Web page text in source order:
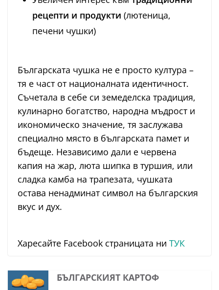
рецепти и продукти (лютеница,
печени чушки)
Българската чушка не е просто култура –
тя е част от националната идентичност.
Съчетала в себе си земеделска традиция,
кулинарно богатство, народна мъдрост и
икономическо значение, тя заслужава
специално място в българската памет и
бъдеще. Независимо дали е червена
капия на жар, люта шипка в туршия, или
сладка камба на трапезата, чушката
остава ненадминат символ на българския
вкус и дух.
Харесайте Facebook страницата ни ТУК
БЪЛГАРСКИЯТ КАРТОФ